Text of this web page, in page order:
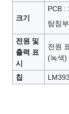
크기
PCB :
탐침
전원 및
출력 표
시
전원
(녹색)
칩 LM393